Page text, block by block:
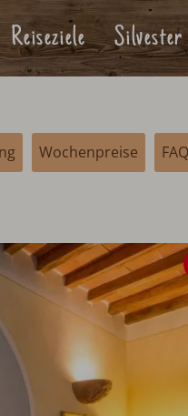
Reiseziele Silvester
Wochenpreise FAQ